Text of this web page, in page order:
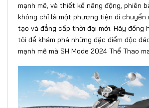
mạnh mẽ, và thiết kế năng động, phiên
không chỉ là một phương tiện di chuyển
tạo và đẳng cấp thời đại mới. Hãy đồng
tôi để khám phá những đặc điểm độc
mạnh mẽ mà SH Mode 2024 Thể Thao